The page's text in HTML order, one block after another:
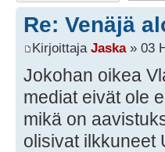
Re: Venäjä
Kirjoittaja Jaska» 03
Jokohan oikea
mediat eivät ole
mikä on
olisivat ilkkuneet